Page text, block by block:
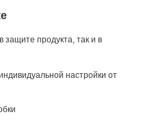
защите продукта, так и в
настройки от